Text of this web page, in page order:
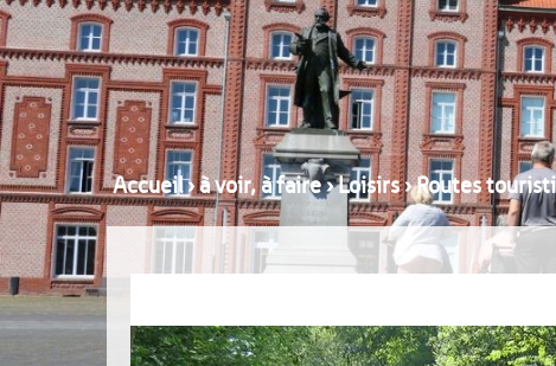
Accueil›à voir, à faire›Loisirs›Routes